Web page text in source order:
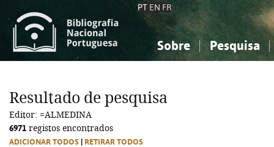
PT EN FR
Sobre Pesquisa
Ciências sociais...
Ciências sociais...
Resultado de pesquisa
Editor: =ALMEDINA
6971 registos encontrados
ADICIONAR TODOS RETIRAR TODOS